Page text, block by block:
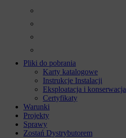
Pliki do pobrania
Karty katalogowe
Instrukcje Instalacji
Eksploatacja i konserwacja
Certyfikaty
Warunki
Projekty
Sprawy
Zostań Dystrybutorem